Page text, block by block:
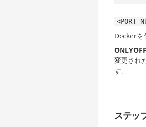
Dockerを
変更され
す。
ステッ